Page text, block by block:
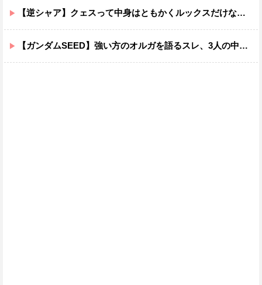
【逆シャア】クェスって中身はともかくルックスだけなら最高だな
【ガンダムSEED】強い方のオルガを語るスレ、3人の中でも強化は一番されてない方